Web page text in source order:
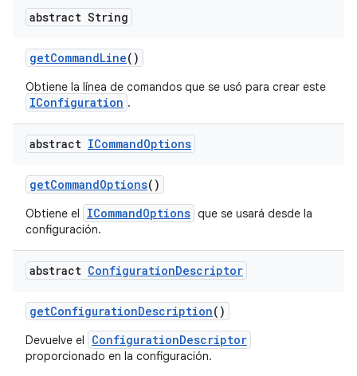
abstract String
getCommandLine()
Obtiene la línea de comandos que se usó para crear este
IConfiguration .
abstract ICommandOptions
getCommandOptions()
Obtiene el ICommandOptions que se usará desde la
configuración.
abstract ConfigurationDescriptor
getConfigurationDescription()
Devuelve el ConfigurationDescriptor
proporcionado en la configuración.